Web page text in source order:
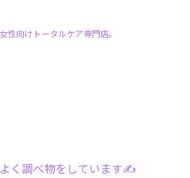
性向けトータルケア専門店。
く調べ物をしています✍️